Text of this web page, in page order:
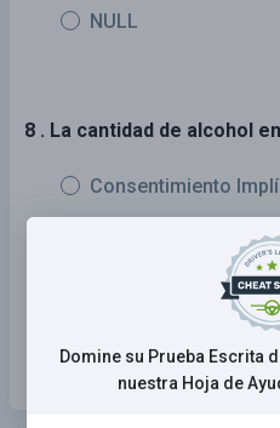
NULL
8 . La cantidad de alcohol
Consentimiento
Concentración de
Tasa de consumo de
NULL
Domine su Prueba Escrita
nuestra Hoja de